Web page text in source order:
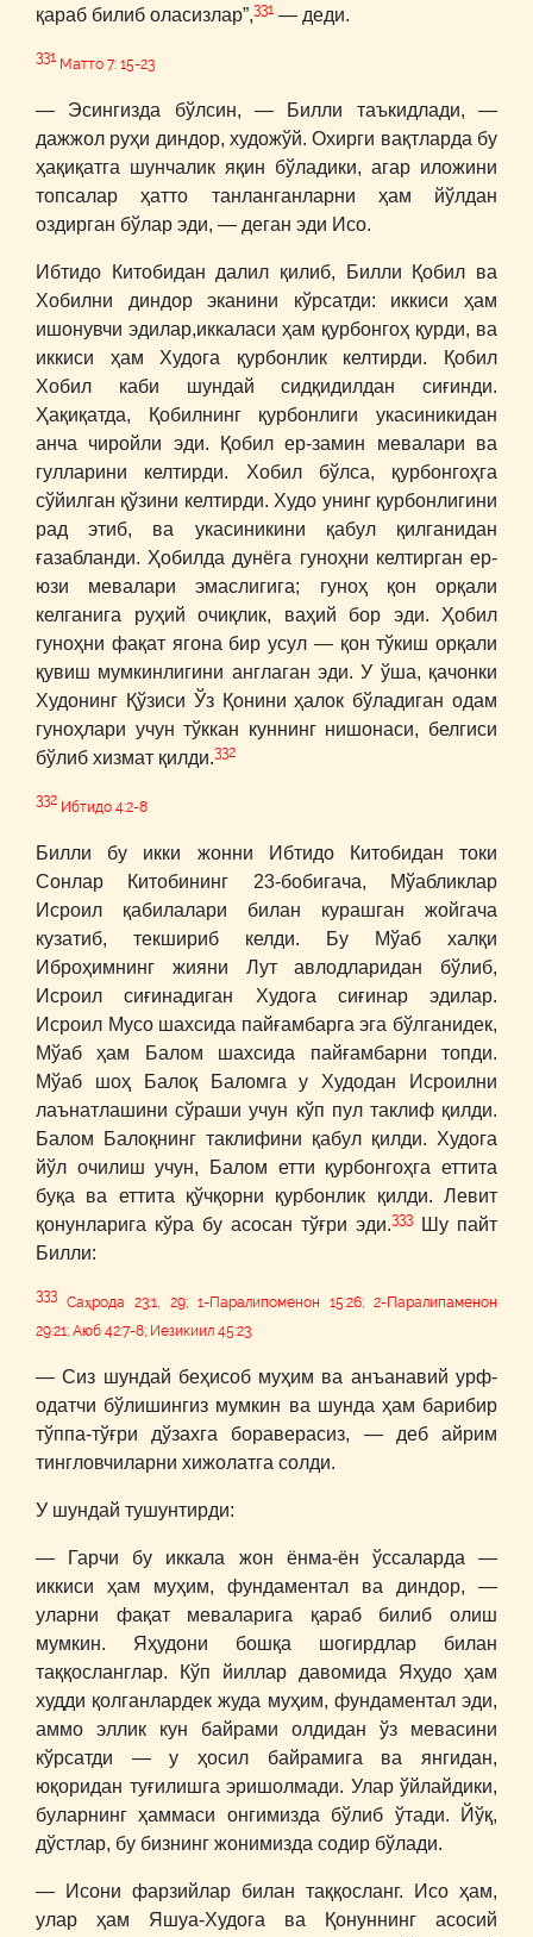
қараб билиб оласизлар”,331 ― деди.
331 Матто 7: 15-23
― Эсингизда бўлсин, ― Билли таъкидлади, ―
дажжол руҳи диндор, художўй. Охирги вақтларда бу
ҳақиқатга шунчалик яқин бўладики, агар иложини
топсалар ҳатто танланганларни ҳам йўлдан
оздирган бўлар эди, ― деган эди Исо.
Ибтидо Китобидан далил қилиб, Билли Қобил ва
Хобилни диндор эканини кўрсатди: иккиси ҳам
ишонувчи эдилар,иккаласи ҳам қурбонгоҳ қурди, ва
иккиси ҳам Худога қурбонлик келтирди. Қобил
Хобил каби шундай сидқидилдан сиғинди.
Ҳақиқатда, Қобилнинг қурбонлиги укасиникидан
анча чиройли эди. Қобил ер-замин мевалари ва
гулларини келтирди. Хобил бўлса, қурбонгоҳга
сўйилган қўзини келтирди. Худо унинг қурбонлигини
рад этиб, ва укасиникини қабул қилганидан
ғазабланди. Ҳобилда дунёга гуноҳни келтирган ер-
юзи мевалари эмаслигига; гуноҳ қон орқали
келганига руҳий очиқлик, ваҳий бор эди. Ҳобил
гуноҳни фақат ягона бир усул ― қон тўкиш орқали
қувиш мумкинлигини англаган эди. У ўша, қачонки
Худонинг Қўзиси Ўз Қонини ҳалок бўладиган одам
гуноҳлари учун тўккан куннинг нишонаси, белгиси
бўлиб хизмат қилди.332
332 Ибтидо 4:2-8
Билли бу икки жонни Ибтидо Китобидан токи
Сонлар Китобининг 23-бобигача, Мўабликлар
Исроил қабилалари билан курашган жойгача
кузатиб, текшириб келди. Бу Мўаб халқи
Иброҳимнинг жияни Лут авлодларидан бўлиб,
Исроил сиғинадиган Худога сиғинар эдилар.
Исроил Мусо шахсида пайғамбарга эга бўлганидек,
Мўаб ҳам Балом шахсида пайғамбарни топди.
Мўаб шоҳ Балоқ Баломга у Худодан Исроилни
лаънатлашини сўраши учун кўп пул таклиф қилди.
Балом Балоқнинг таклифини қабул қилди. Худога
йўл очилиш учун, Балом етти қурбонгоҳга еттита
буқа ва еттита қўчқорни қурбонлик қилди. Левит
қонунларига кўра бу асосан тўғри эди.333
Шу пайт
Билли:
333 Саҳрода 23:1, 29; 1-Паралипоменон 15:26; 2-Паралипаменон
29:21; Аюб 42:7-8; Иезикиил 45:23
― Сиз шундай беҳисоб муҳим ва анъанавий урф-
одатчи бўлишингиз мумкин ва шунда ҳам барибир
тўппа-тўғри дўзахга бораверасиз, ― деб айрим
тингловчиларни хижолатга солди.
У шундай тушунтирди:
― Гарчи бу иккала жон ёнма-ён ўссаларда ―
иккиси ҳам муҳим, фундаментал ва диндор, ―
уларни фақат меваларига қараб билиб олиш
мумкин. Яҳудони бошқа шогирдлар билан
таққосланглар. Кўп йиллар давомида Яҳудо ҳам
худди қолганлардек жуда муҳим, фундаментал эди,
аммо эллик кун байрами олдидан ўз мевасини
кўрсатди ― у ҳосил байрамига ва янгидан,
юқоридан туғилишга эришолмади. Улар ўйлайдики,
буларнинг ҳаммаси онгимизда бўлиб ўтади. Йўқ,
дўстлар, бу бизнинг жонимизда содир бўлади.
― Исони фарзийлар билан таққосланг. Исо ҳам,
улар ҳам Яшуа-Худога ва Қонуннинг асосий